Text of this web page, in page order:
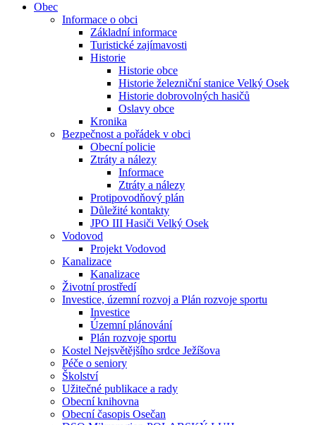
Obec
Informace o obci
Základní informace
Turistické zajímavosti
Historie
Historie obce
Historie železniční stanice Velký Osek
Historie dobrovolných hasičů
Oslavy obce
Kronika
Bezpečnost a pořádek v obci
Obecní policie
Ztráty a nálezy
Informace
Ztráty a nálezy
Protipovodňový plán
Důležité kontakty
JPO III Hasiči Velký Osek
Vodovod
Projekt Vodovod
Kanalizace
Kanalizace
Životní prostředí
Investice, územní rozvoj a Plán rozvoje sportu
Investice
Územní plánování
Plán rozvoje sportu
Kostel Nejsvětějšího srdce Ježíšova
Péče o seniory
Školství
Užitečné publikace a rady
Obecní knihovna
Obecní časopis Osečan